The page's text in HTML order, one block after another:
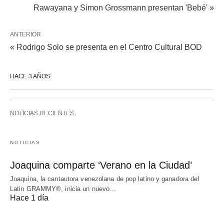
Rawayana y Simon Grossmann presentan 'Bebé' »
ANTERIOR
« Rodrigo Solo se presenta en el Centro Cultural BOD
HACE 3 AÑOS
NOTICIAS RECIENTES
NOTICIAS
Joaquina comparte ‘Verano en la Ciudad’
Joaquina, la cantautora venezolana de pop latino y ganadora del
Latin GRAMMY®, inicia un nuevo…
Hace 1 día